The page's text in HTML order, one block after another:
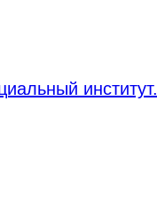
институт.